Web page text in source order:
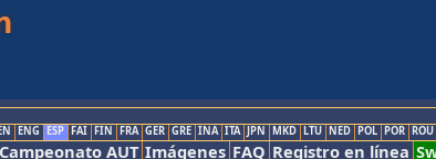
ENG ESP FAI FIN FRA GER GRE INA ITA JPN MKD LTU NED POL POR ROU
Campeonato AUT Imágenes FAQ Registro en línea